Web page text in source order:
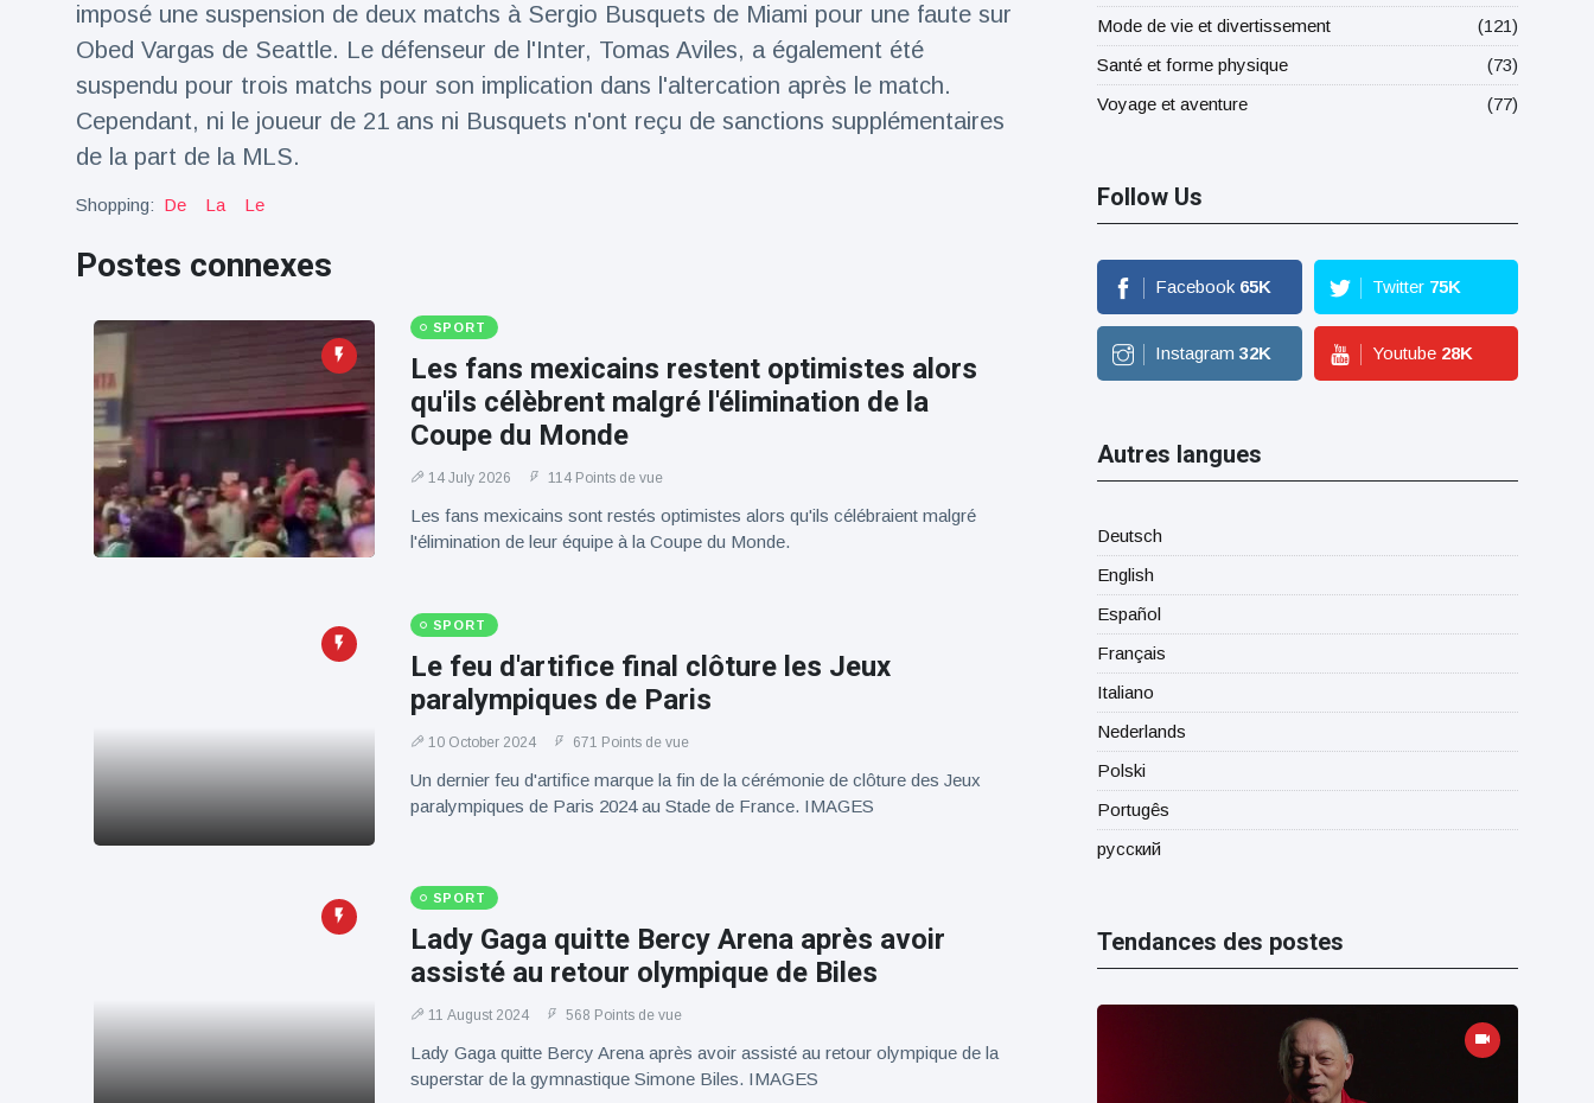
imposé une suspension de deux matchs à Sergio Busquets de Miami pour une faute sur
Obed Vargas de Seattle. Le défenseur de l'Inter, Tomas Aviles, a également été
suspendu pour trois matchs pour son implication dans l'altercation après le match.
Cependant, ni le joueur de 21 ans ni Busquets n'ont reçu de sanctions supplémentaires
de la part de la MLS.
Shopping: De La Le
Postes connexes
SPORT
Les fans mexicains restent optimistes alors
qu'ils célèbrent malgré l'élimination de la
Coupe du Monde
14 July 2026 114 Points de vue
Les fans mexicains sont restés optimistes alors qu'ils célébraient malgré
l'élimination de leur équipe à la Coupe du Monde.
SPORT
Le feu d'artifice final clôture les Jeux
paralympiques de Paris
10 October 2024 671 Points de vue
Un dernier feu d'artifice marque la fin de la cérémonie de clôture des Jeux
paralympiques de Paris 2024 au Stade de France. IMAGES
SPORT
Lady Gaga quitte Bercy Arena après avoir
assisté au retour olympique de Biles
11 August 2024 568 Points de vue
Lady Gaga quitte Bercy Arena après avoir assisté au retour olympique de la
superstar de la gymnastique Simone Biles. IMAGES
Mode de vie et divertissement
(121)
Santé et forme physique
(73)
Voyage et aventure
(77)
Follow Us
Facebook 65K Twitter 75K
Instagram 32K Youtube 28K
Autres langues
Deutsch
English
Español
Français
Italiano
Nederlands
Polski
Portugês
русский
Tendances des postes